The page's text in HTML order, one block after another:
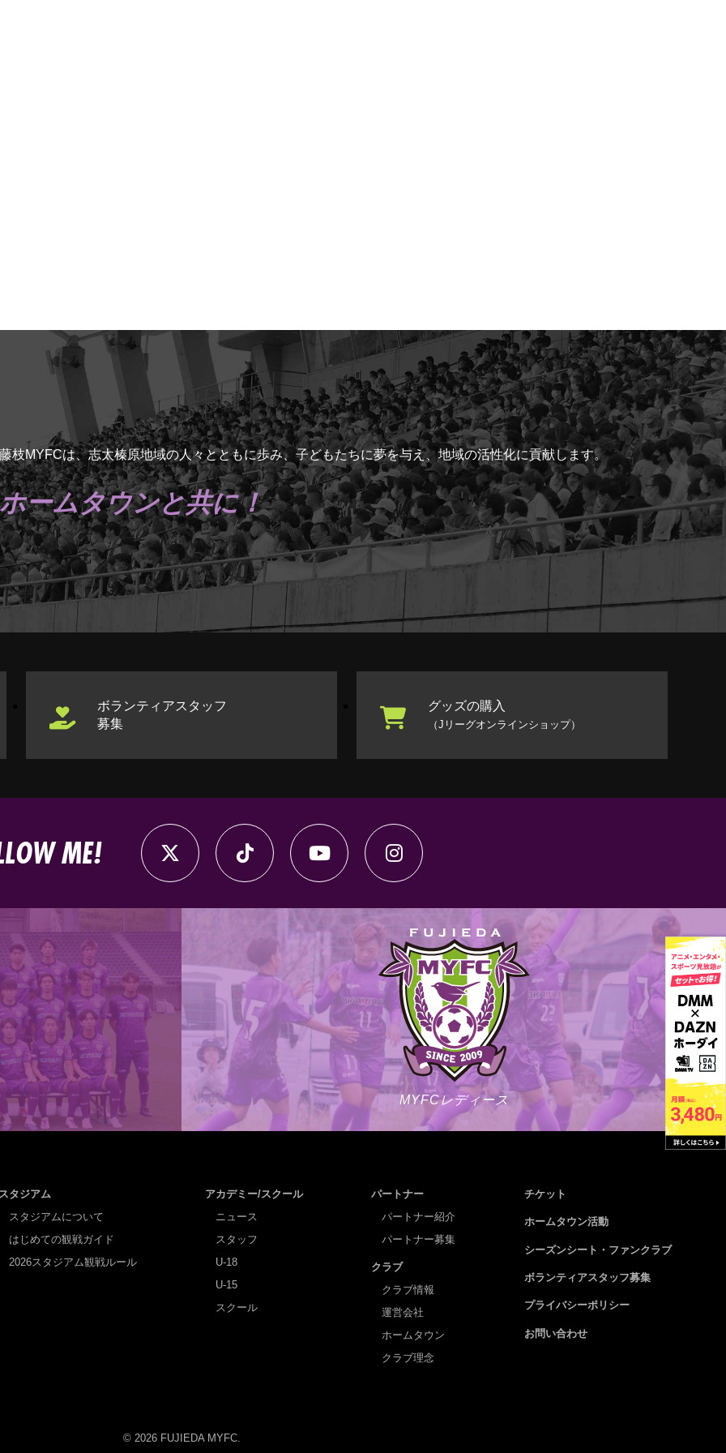
藤枝MYFCは、志太榛原地域の人々とともに歩み、子どもたちに夢を与え、地域の活性化に貢献します。
ホームタウンと共に！
ボランティアスタッフ
募集
グッズの購入
（Jリーグオンラインショップ）
ME!
MYFCレディース
タジアム
スタジアムについて
はじめての観戦ガイド
2026スタジアム観戦ルール
アカデミー/スクール
ニュース
スタッフ
U-18
U-15
スクール
パートナー
パートナー紹介
パートナー募集
クラブ
クラブ情報
運営会社
ホームタウン
クラブ理念
チケット
ホームタウン活動
シーズンシート・ファンクラブ
ボランティアスタッフ募集
プライバシーポリシー
お問い合わせ
© 2026 FUJIEDA MYFC.